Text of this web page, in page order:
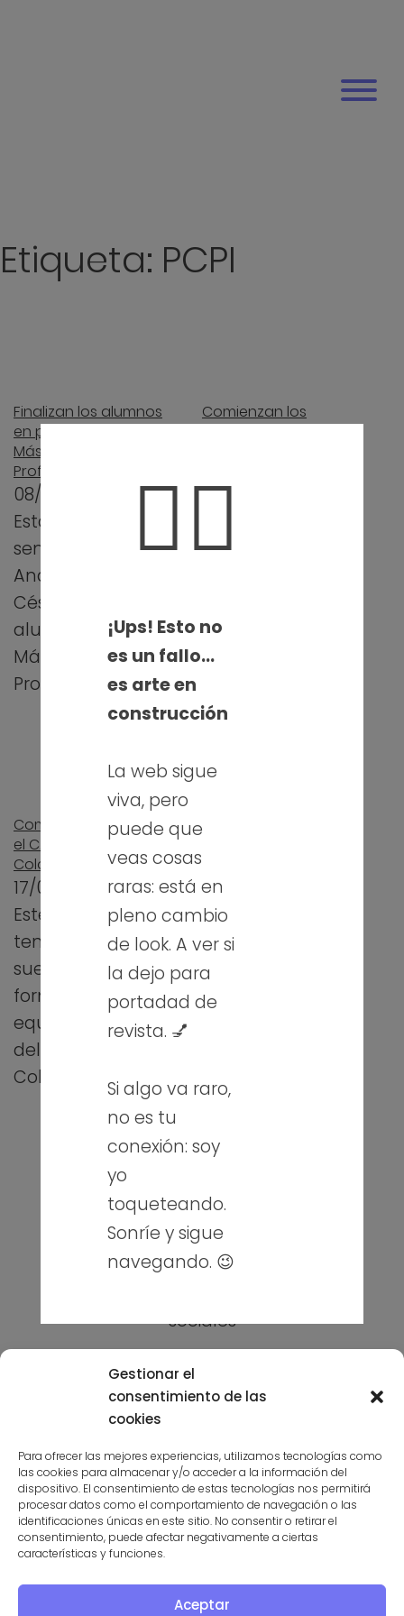
Gestionar el
consentimiento de las
cookies
Para ofrecer las mejores experiencias, utilizamos tecnologías como
las cookies para almacenar y/o acceder a la información del
dispositivo. El consentimiento de estas tecnologías nos permitirá
procesar datos como el comportamiento de navegación o las
identificaciones únicas en este sitio. No consentir o retirar el
consentimiento, puede afectar negativamente a ciertas
características y funciones.
Aceptar
Etiqueta: PCPI
Finalizan los alumnos
en prácticas del
Máster de
Profesorado
08/05/2013
Esta ha sido la
semana en la que
Ana Isabel y
César, mis
alumnos del
Máster de
Profesorado de la…
Comienzan los
26/02/2013
hasta comienzos
oportunidad de
compartir
nuestras clases
Comienzo de curso en
el C.E.F.P. Juan de
Colonia (Burgos)
17/09/2012
Este curso he
tenido la gran
suerte de poder
formar parte del
equipo docente
del C.E.F.P. Juan de
Colonia de…
Blog
Contacto
sociales
Suscríbete a la niusleter aquí
PROGRAMA KIT DIGITAL COFINANCIADO POR LOS FONDOS
🤦‍♀️
¡Ups! Esto no
es un fallo…
es arte en
construcción
La web sigue
viva, pero
puede que
veas cosas
raras: está en
pleno cambio
de look. A ver si
la dejo para
portadad de
revista. 💅
Si algo va raro,
no es tu
conexión: soy
yo
toqueteando.
Sonríe y sigue
navegando. 😉